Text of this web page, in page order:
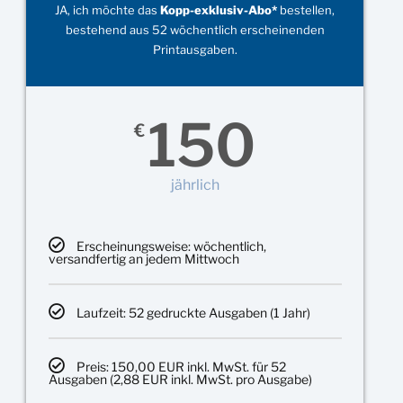
JA, ich möchte dasKopp-exklusiv-Abo* bestellen,
bestehend aus 52 wöchentlich erscheinenden
Printausgaben.
€ 150
jährlich
Erscheinungsweise: wöchentlich,
versandfertig an jedem Mittwoch
Laufzeit: 52 gedruckte Ausgaben (1 Jahr)
Preis: 150,00 EUR inkl. MwSt. für 52
Ausgaben (2,88 EUR inkl. MwSt. pro Ausgabe)